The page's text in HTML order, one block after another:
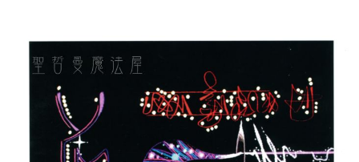
每筆NT$80，滿NT$3,000(含以上)免運費
賣家宅配幫您送（台灣）
每筆NT$80，滿NT$3,000(含以上)免運費